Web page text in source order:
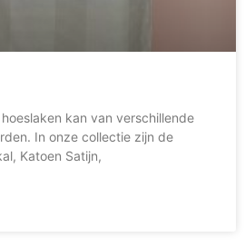
kan van verschillende
In onze collectie zijn de
Katoen Satijn,